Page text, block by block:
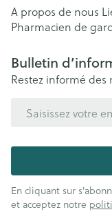
A propos de nous
Pharmacien de
Bulletin
Restez informé
En cliquant sur
et acceptez notre